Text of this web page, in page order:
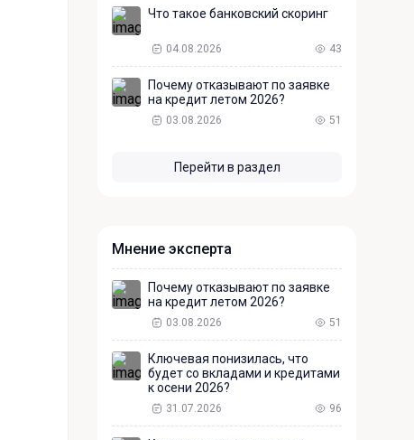
Что такое банковский скоринг
04.08.2026 43
Почему отказывают по заявке
на кредит летом 2026?
03.08.2026 51
Перейти в раздел
Мнение эксперта
Почему отказывают по заявке
на кредит летом 2026?
03.08.2026 51
Ключевая понизилась, что
будет со вкладами и кредитами
к осени 2026?
31.07.2026 96